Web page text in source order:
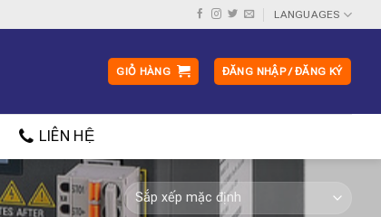
LANGUAGES
GIỎ HÀNG ĐĂNG NHẬP / ĐĂNG KÝ
LIÊN HỆ